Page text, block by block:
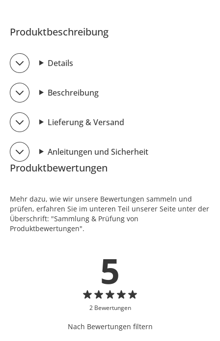
Produktbeschreibung
Details
Beschreibung
Lieferung & Versand
Anleitungen und Sicherheit
Produktbewertungen
Mehr dazu, wie wir unsere Bewertungen sammeln und
prüfen, erfahren Sie im unteren Teil unserer Seite unter der
Überschrift: "Sammlung & Prüfung von
Produktbewertungen".
5
2 Bewertungen
Nach Bewertungen filtern